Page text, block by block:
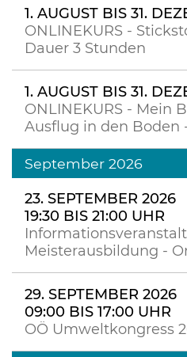
1. AUGUST BIS 31.
ONLINEKURS -
Dauer 3 Stunden
1. AUGUST BIS 31.
ONLINEKURS - Mein
Ausflug in den Boden
September 2026
23. SEPTEMBER 2026
19:30 BIS 21:00 UHR
Meisterausbildung -
29. SEPTEMBER 2026
09:00 BIS 17:00 UHR
OÖ Umweltkongress